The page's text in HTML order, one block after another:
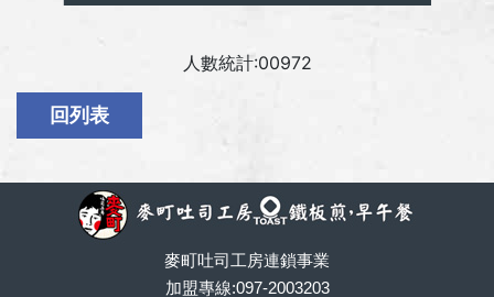
人數統計:00972
麥町吐司工房連鎖事業
加盟專線:097-2003203